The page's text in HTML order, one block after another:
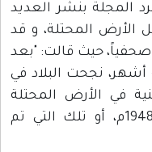
المجلة بنشر العديد
الأرض المحتلة، و قد
صحفياً، حيث قالت: "بعد
نجحت البلاد في
في الأرض المحتلة
سواء تلك التي احتلت في عام 1948م، أو تلك التي تم